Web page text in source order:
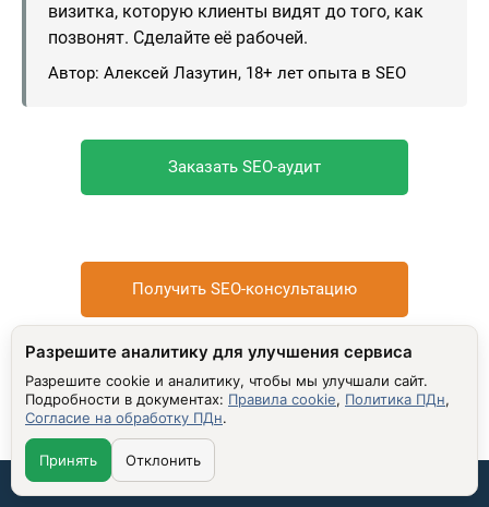
визитка, которую клиенты видят до того, как
позвонят. Сделайте её рабочей.
Автор: Алексей Лазутин, 18+ лет опыта в SEO
Заказать SEO-аудит
Получить SEO-консультацию
ПОХОЖИЕ МАТЕРИАЛЫ
Почему дизайнерам интерьеров сложно принять
Связаться со мной:
Разрешите аналитику для улучшения сервиса
Разрешите cookie и аналитику, чтобы мы улучшали сайт.
Подробности в документах: Правила cookie, Политика ПДн,
Согласие на обработку ПДн.
Принять Отклонить